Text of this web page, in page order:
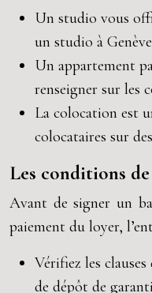
Un studio vous
un studio à
Un appartement
renseigner sur les
La colocation est
colocataires sur
Les conditions
Avant de signer un
paiement du loyer,
Vérifiez les
de dépôt de